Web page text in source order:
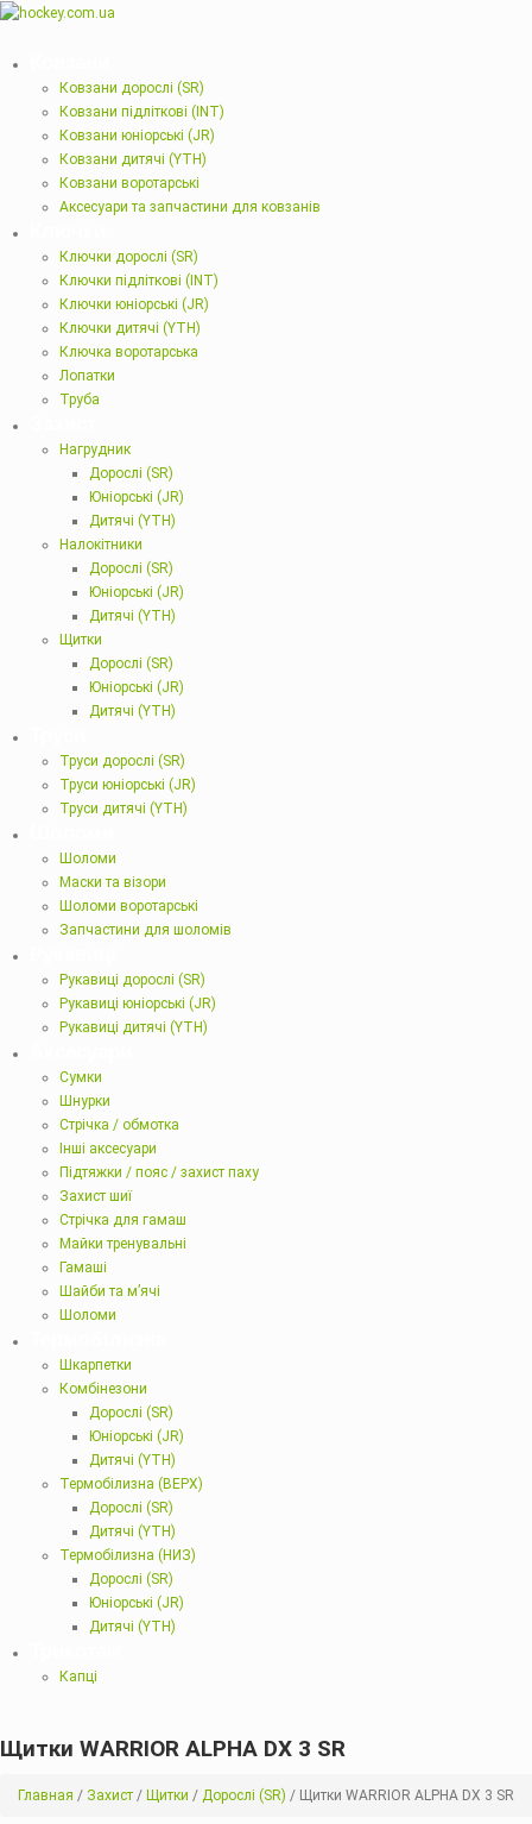
Ковзани дорослі (SR)
Ковзани підліткові (INT)
Ковзани юніорські (JR)
Ковзани дитячі (YTH)
Ковзани воротарські
Аксесуари та запчастини для ковзанів
Ключки дорослі (SR)
Ключки підліткові (INT)
Ключки юніорські (JR)
Ключки дитячі (YTH)
Ключка воротарська
Лопатки
Труба
Нагрудник
Дорослі (SR)
Юніорські (JR)
Дитячі (YTH)
Налокітники
Дорослі (SR)
Юніорські (JR)
Дитячі (YTH)
Щитки
Дорослі (SR)
Юніорські (JR)
Дитячі (YTH)
Труси дорослі (SR)
Труси юніорські (JR)
Труси дитячі (YTH)
Шоломи
Маски та візори
Шоломи воротарські
Запчастини для шоломів
Рукавиці дорослі (SR)
Рукавиці юніорські (JR)
Рукавиці дитячі (YTH)
Сумки
Шнурки
Стрічка / обмотка
Інші аксесуари
Підтяжки / пояс / захист паху
Захист шиї
Стрічка для гамаш
Майки тренувальні
Гамаші
Шайби та м’ячі
Шоломи
Шкарпетки
Комбінезони
Дорослі (SR)
Юніорські (JR)
Дитячі (YTH)
Термобілизна (ВЕРХ)
Дорослі (SR)
Дитячі (YTH)
Термобілизна (НИЗ)
Дорослі (SR)
Юніорські (JR)
Дитячі (YTH)
Капці
Щитки WARRIOR ALPHA DX 3 SR
Главная / Захист / Щитки / Дорослі (SR) / Щитки WARRIOR ALPHA DX 3 SR